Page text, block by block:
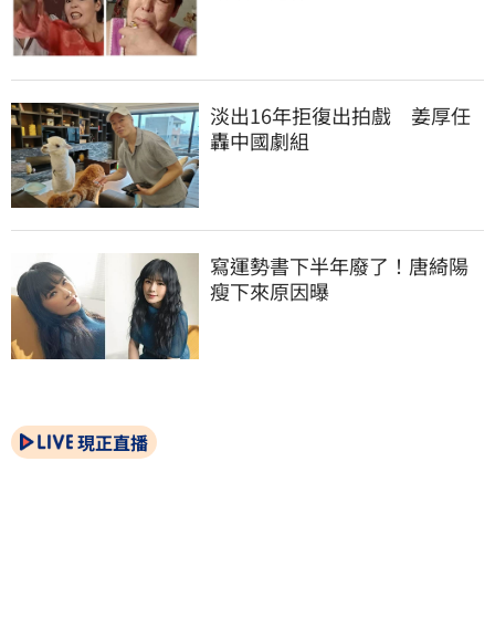
淡出16年拒復出拍戲　姜厚任
轟中國劇組
寫運勢書下半年廢了！唐綺陽
瘦下來原因曝
現正直播